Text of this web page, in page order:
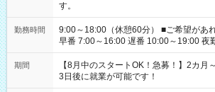
す。
勤務時間
9:00～18:00（休憩60分） ■ご希望があれば下記シフトもOK！
早番 7:00～16:00 遅番 10:00～19:00 夜勤
と休みを合わせたい」 「余裕を持って
「できれば残業はしたくない」 など、
ね。 ※Wワーク希望の方へ 今ご覧のお仕事で希望する勤務時間
と、もう1つのお仕事の勤務時間。 合計
期間
【8月中のスタートOK！急募！】2カ
3日後に就業が可能です！